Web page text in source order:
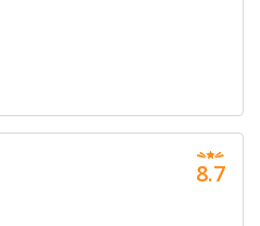
8.7